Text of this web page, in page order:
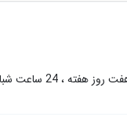
هفته ، 24 ساعت شبانه‌روز پاسخگوی شما هستیم.